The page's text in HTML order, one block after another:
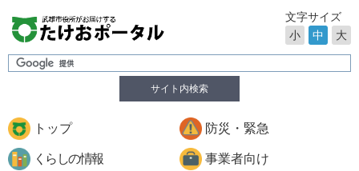
サイト内検索
文字サイズ
小
中 大
トップ 防災・緊急
くらしの情報 事業者向け